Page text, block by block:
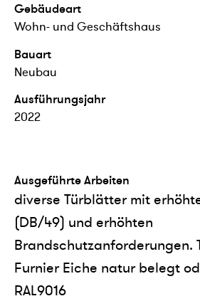
Gebäudeart
Wohn- und Geschäftshaus
Bauart
Neubau
Ausführungsjahr
2022
Ausgeführte Arbeiten
diverse Türblätter mit
(DB/49) und erhöhten
Brandschutzanforderungen.
Furnier Eiche natur belegt
RAL9016